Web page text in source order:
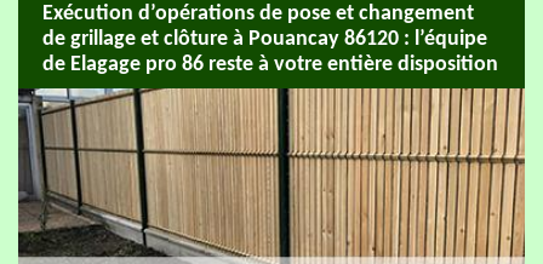
Exécution d’opérations de pose et changement
de grillage et clôture à Pouancay 86120 : l’équipe
de Elagage pro 86 reste à votre entière disposition